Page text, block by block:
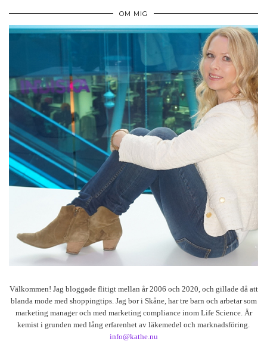
OM MIG
Välkommen! Jag bloggade flitigt mellan år 2006 och 2020, och gillade då att
blanda mode med shoppingtips. Jag bor i Skåne, har tre barn och arbetar som
marketing manager och med marketing compliance inom Life Science. Är
kemist i grunden med lång erfarenhet av läkemedel och marknadsföring.
info@kathe.nu